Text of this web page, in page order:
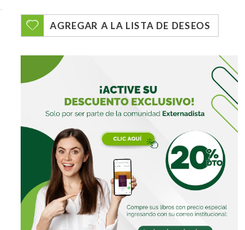
AGREGAR A LA LISTA DE DESEOS